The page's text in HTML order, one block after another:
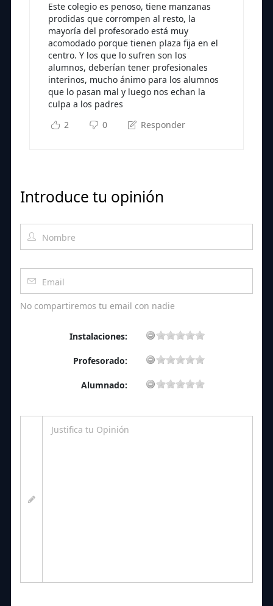
Este colegio es penoso, tiene manzanas
prodidas que corrompen al resto, la
mayoría del profesorado está muy
acomodado porque tienen plaza fija en el
centro. Y los que lo sufren son los
alumnos, deberían tener profesionales
interinos, mucho ánimo para los alumnos
que lo pasan mal y luego nos echan la
culpa a los padres
2
0 Responder
Introduce tu opinión
No compartiremos tu email con nadie
Instalaciones:
Profesorado:
Alumnado: